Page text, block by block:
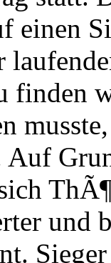
einen
finden
und